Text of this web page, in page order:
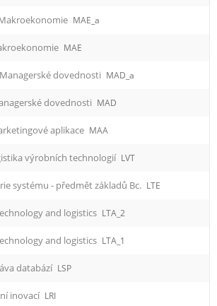
MAE_a
MAE
dovednosti MAD_a
dovednosti MAD
aplikace MAA
výrobních technologií LVT
systému - předmět základů Bc. LTE
and logistics LTA_2
and logistics LTA_1
databází LSP
inovací LRI